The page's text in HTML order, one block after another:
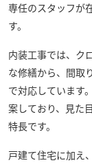
専任のスタッフが
す。
内装工事では、ク
な修繕から、間取
で対応しています
案しており、見た
特長です。
戸建て住宅に加え